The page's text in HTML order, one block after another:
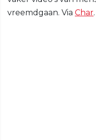
vreemdgaan. Via Char.